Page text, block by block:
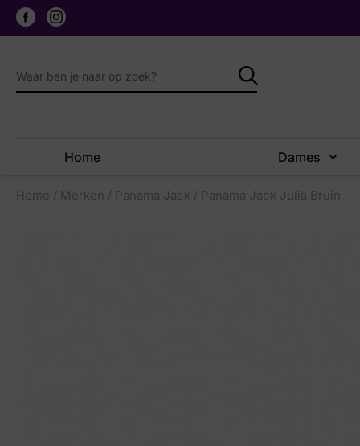
Home Dames
Home / Merken / Panama Jack / Panama Jack Julia Bruin